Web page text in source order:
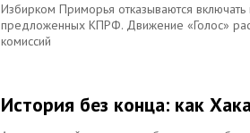
Избирком Приморья отказываются
предложенных КПРФ. Движение «Голос»
комиссий
История без конца: как